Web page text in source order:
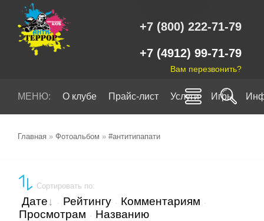
+7 (800) 222-71-79
+7 (4912) 99-71-79
Вам перезвонить?
МЕНЮ: О клубе Прайс-лист Услуги Игры
Главная » Фотоальбом » #антитипапати
Сортировать по:
Дате · Рейтингу · Комментариям ·
Просмотрам · Названию